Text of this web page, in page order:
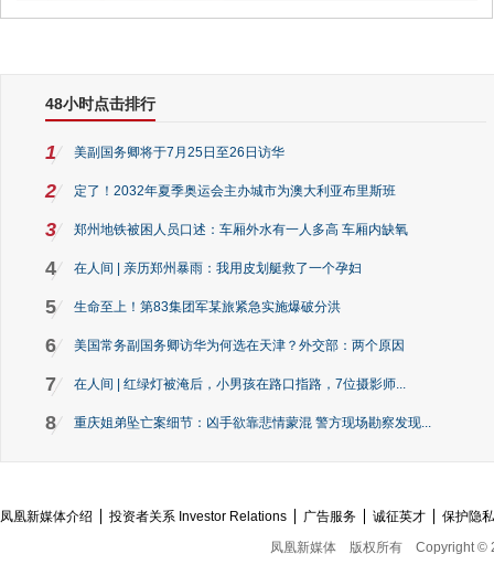
48小时点击排行
1 美副国务卿将于7月25日至26日访华
2 定了！2032年夏季奥运会主办城市为澳大利亚布里斯班
3 郑州地铁被困人员口述：车厢外水有一人多高 车厢内缺氧
4 在人间 | 亲历郑州暴雨：我用皮划艇救了一个孕妇
5 生命至上！第83集团军某旅紧急实施爆破分洪
6 美国常务副国务卿访华为何选在天津？外交部：两个原因
7 在人间 | 红绿灯被淹后，小男孩在路口指路，7位摄影师...
8 重庆姐弟坠亡案细节：凶手欲靠悲情蒙混 警方现场勘察发现...
凤凰新媒体介绍 投资者关系 Investor Relations 广告服务 诚征英才
保护隐
凤凰新媒体
版权所有 Copyright ©